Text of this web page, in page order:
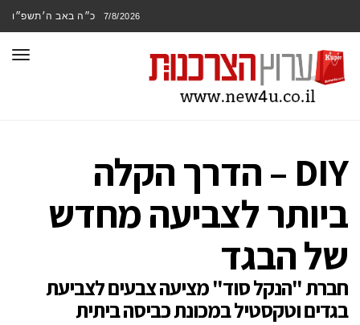
7/8/2026 כ״ה באב ה׳תשפ״ו
DIY – הדרך הקלה
ביותר לצביעה מחדש
של הבגד
חברת "הנקל סוד" מציעה צבעים לצביעת
בגדים וטקסטיל במכונת כביסה ביתית